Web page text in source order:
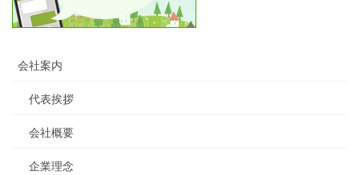
会社案内
代表挨拶
会社概要
企業理念